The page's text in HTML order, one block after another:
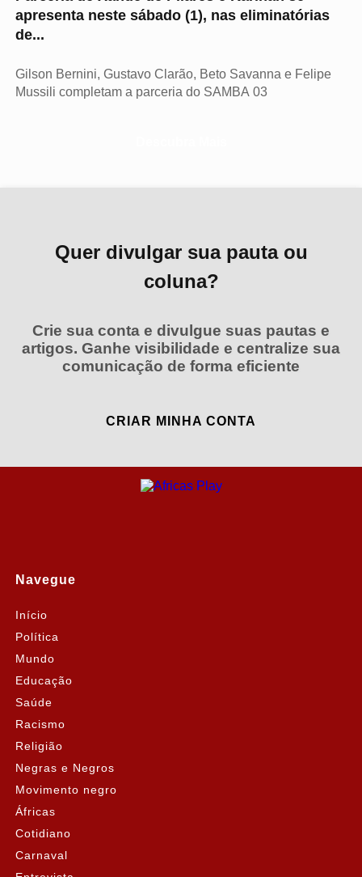
apresenta neste sábado (1), nas eliminatórias
de...
Gilson Bernini, Gustavo Clarão, Beto Savanna e Felipe
Mussili completam a parceria do SAMBA 03
Quer divulgar sua pauta ou
coluna?
Crie sua conta e divulgue suas pautas e
artigos. Ganhe visibilidade e centralize sua
comunicação de forma eficiente
CRIAR MINHA CONTA
Navegue
Início
Política
Mundo
Educação
Saúde
Racismo
Religião
Negras e Negros
Movimento negro
Áfricas
Cotidiano
Carnaval